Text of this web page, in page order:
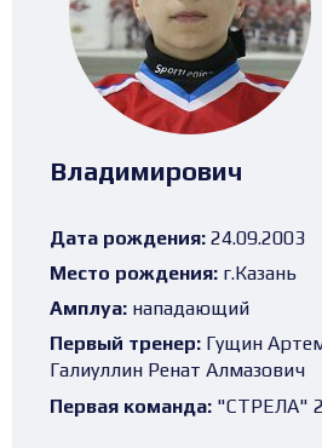
Владимирович
Дата рождения: 24.09.2003
Место рождения: г.Казань
Амплуа: нападающий
Первый тренер: Гущин
Галиуллин Ренат Алмазович
Первая команда: "СТРЕЛА"